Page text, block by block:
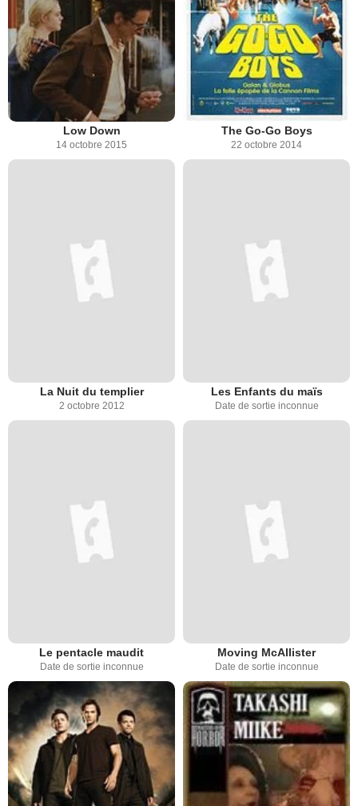
Low Down
14 octobre 2015
The Go-Go Boys
22 octobre 2014
La Nuit du templier
2 octobre 2012
Les Enfants du maïs
Date de sortie inconnue
Le pentacle maudit
Date de sortie inconnue
Moving McAllister
Date de sortie inconnue